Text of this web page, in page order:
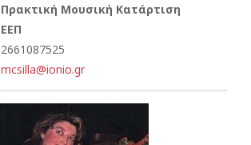
Πρακτική Μουσική Κατάρτιση
ΕΕΠ
2661087525
mcsilla@ionio.gr